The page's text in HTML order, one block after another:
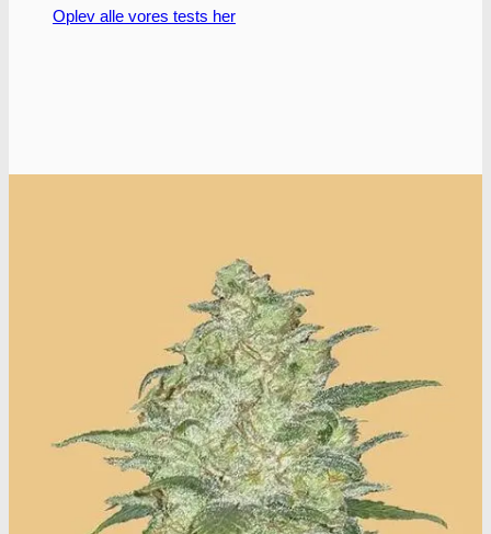
Oplev alle vores tests her
Headshop
Jointpapir og filter